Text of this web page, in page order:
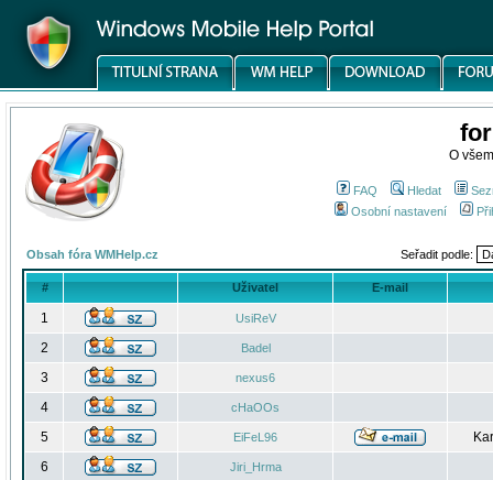
O
FAQ Hledat
Osobní nastavení
Obsah fóra WMHelp.cz Seřadit podle:
# Uživatel E-mail
1 UsiReV
2 Badel
3 nexus6
4 cHaOOs
5 EiFeL96
6
Jiri_Hrma